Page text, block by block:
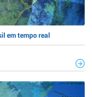
em tempo real